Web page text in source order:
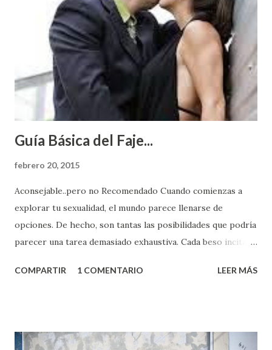
Guía Básica del Faje...
febrero 20, 2015
Aconsejable..pero no Recomendado Cuando comienzas a
explorar tu sexualidad, el mundo parece llenarse de
opciones. De hecho, son tantas las posibilidades que podría
parecer una tarea demasiado exhaustiva. Cada beso incita
partes de ti que jamás hubieras imaginado. El problema es
conoces ni la mitad de lo que deberías saber. Pero incluso
COMPARTIR 1 COMENTARIO LEER MÁS